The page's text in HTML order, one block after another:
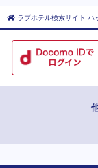
ラブホテル検索サイト ハ